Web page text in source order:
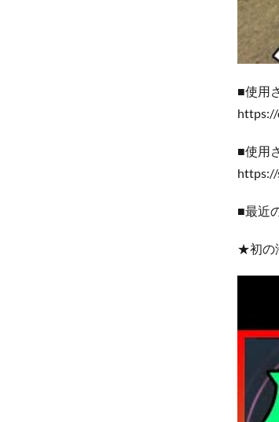
■使用
■使用
■最近
★初の